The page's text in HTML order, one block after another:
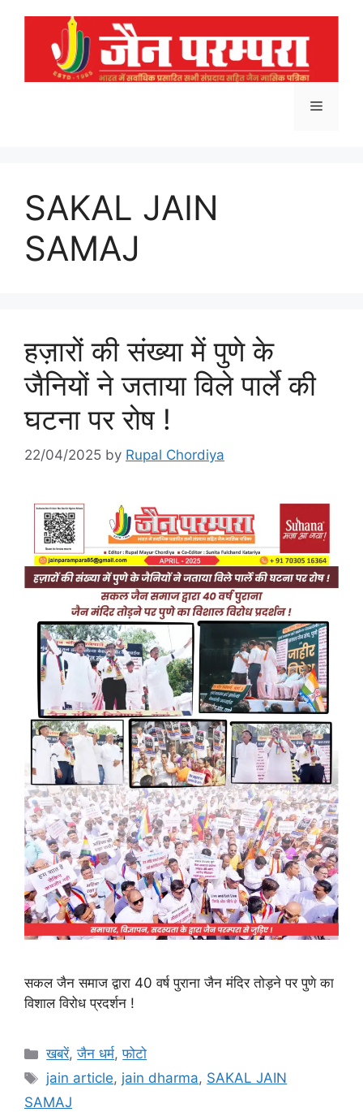
Menu
SAKAL JAIN
SAMAJ
हज़ारों की संख्या में पुणे के
जैनियों ने जताया विले पार्ले की
घटना पर रोष !
22/04/2025 by Rupal Chordiya
सकल जैन समाज द्वारा 40 वर्ष पुराना जैन मंदिर तोड़ने पर पुणे का
विशाल विरोध प्रदर्शन !
Categories
खबरें,जैन धर्म,फोटो
Tags
jain article, jain dharma, SAKAL JAIN
SAMAJ